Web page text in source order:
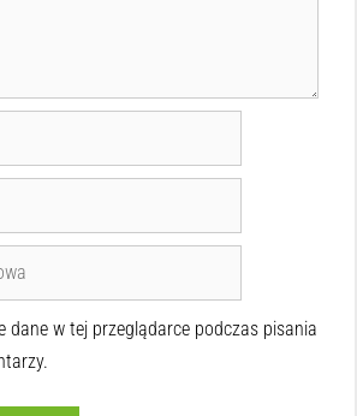
dane w tej przeglądarce podczas pisania